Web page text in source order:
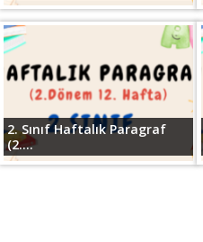
2. Sınıf Haftalık Paragraf
(2....